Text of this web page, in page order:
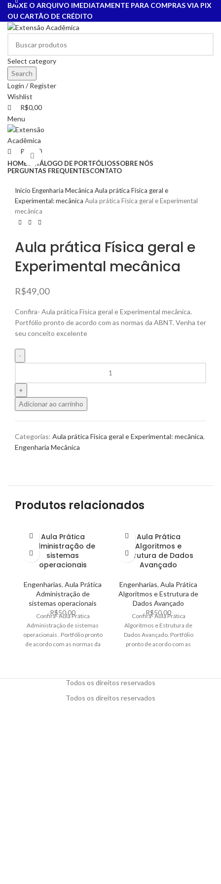
BAIXE O ARQUIVO IMEDIATAMENTE PARA COMPRAS VIA PIX
OU CARTÃO DE CRÉDITO
Select category
Search
Login / Register
Wishlist
0
R$0,00
Menu
0
R$ 0,00
HOMECATÁLOGO DE PORTFÓLIOSSOBRE NÓS
PERGUNTAS FREQUENTESCONTATO
Início Engenharia Mecânica Aula prática Física geral e
Experimental: mecânica Aula prática Física geral e Experimental
mecânica
Aula prática Física geral e
Experimental mecânica
R$49,00
Confira- Aula prática Física geral e Experimental mecânica.
Portfólio pronto de acordo com as normas da ABNT. Venha ter
seu conceito excelente
Adicionar ao carrinho
Categorias: Aula prática Física geral e Experimental: mecânica,
Engenharia Mecânica
Produtos relacionados
Aula Prática
Administração de
sistemas
operacionais
Engenharias, Aula Prática
Administração de
sistemas operacionais
R$50,00
Confira- Aula Prática
Administração de sistemas
operacionais . Portfólio pronto
de acordo com as normas da
Aula Prática
Algoritmos e
Estrutura de Dados
Avançado
Engenharias, Aula Prática
Algoritmos e Estrutura de
Dados Avançado
R$50,00
Confira- Aula Prática
Algoritmos e Estrutura de
Dados Avançado. Portfólio
pronto de acordo com as
Todos os direitos reservados
Todos os direitos reservados